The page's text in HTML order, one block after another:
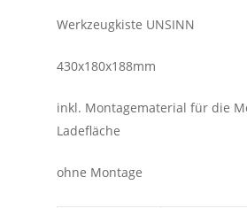
Werkzeugkiste UNSINN
430x180x188mm
inkl. Montagematerial für die
Ladefläche
ohne Montage